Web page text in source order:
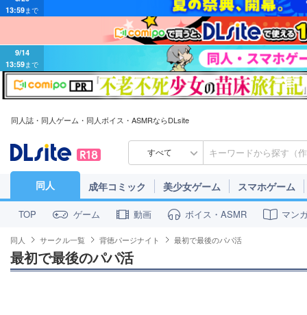
13:59まで
同人誌・同人ゲーム・同人ボイス・ASMRならDLsite
すべて
同人 成年コミック 美少女ゲーム スマホゲーム
TOP ゲーム 動画 ボイス・ASMR マン
同人 サークル一覧 背徳パージナイト 最初で最後のパパ活
最初で最後のパパ活